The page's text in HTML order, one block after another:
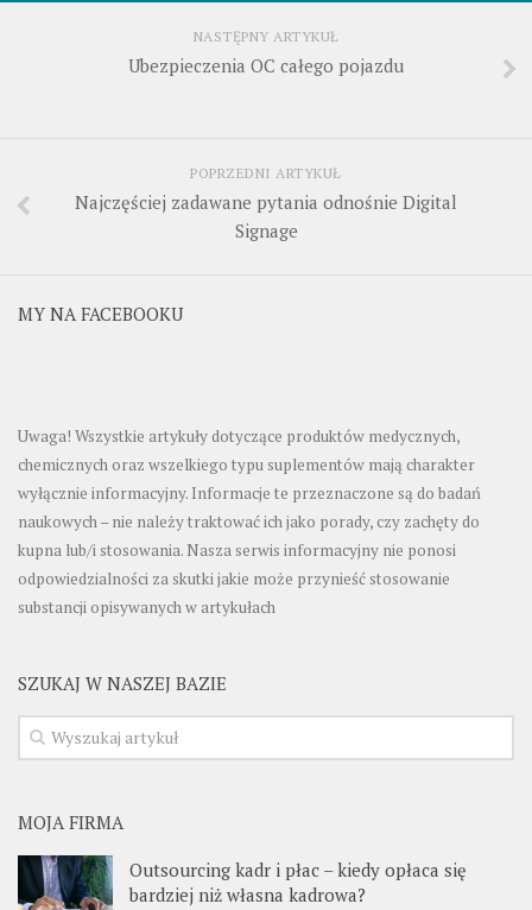
NASTĘPNY ARTYKUŁ
Ubezpieczenia OC całego pojazdu
POPRZEDNI ARTYKUŁ
Najczęściej zadawane pytania odnośnie Digital
Signage
MY NA FACEBOOKU
Uwaga! Wszystkie artykuły dotyczące produktów medycznych,
chemicznych oraz wszelkiego typu suplementów mają charakter
wyłącznie informacyjny. Informacje te przeznaczone są do badań
naukowych – nie należy traktować ich jako porady, czy zachęty do
kupna lub/i stosowania. Nasza serwis informacyjny nie ponosi
odpowiedzialności za skutki jakie może przynieść stosowanie
substancji opisywanych w artykułach
SZUKAJ W NASZEJ BAZIE
MOJA FIRMA
Outsourcing kadr i płac – kiedy opłaca się
bardziej niż własna kadrowa?